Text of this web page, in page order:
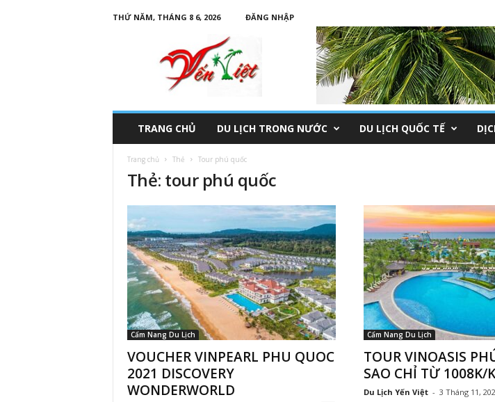
THỨ NĂM, THÁNG 8 6, 2026
ĐĂNG NHẬP
TRANG CHỦ DU LỊCH TRONG NƯỚC DU LỊCH QUỐC TẾ
Trang chủ Thẻ Tour phú quốc
Thẻ: tour phú quốc
Cẩm Nang Du Lịch
VOUCHER VINPEARL PHU QUOC
2021 DISCOVERY
WONDERWORLD
Cẩm Nang Du Lịch
TOUR VINOASIS
SAO CHỈ TỪ 1008K/K
Du Lịch Yến Việt - 3 Tháng 11,